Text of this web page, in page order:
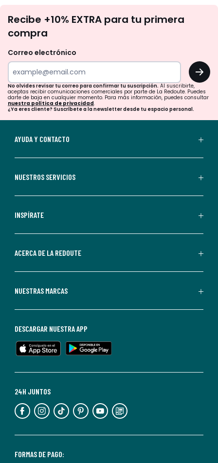
te
tu
para
confirmar
tu
suscripción.
aceptas
comerciales
personalizadas
parte
Redoute.
de
en
cualquier
Para
información,
puedes
nuestra
Recibe +10% EXTRA para tu primera
compra
Correo electrónico
OK
No olvides revisar tu correo para confirmar tu suscripción. Al suscribirte,
aceptas recibir comunicaciones comerciales por parte de La Redoute. Puedes
darte de baja en cualquier momento. Para más información, puedes consultar
nuestra política de privacidad.
¿Ya eres cliente? Suscríbete a la newsletter desde tu espacio personal.
AYUDA Y CONTACTO
NUESTROS SERVICIOS
INSPÍRATE
ACERCA DE LA REDOUTE
NUESTRAS MARCAS
FORMAS DE PAGO:
24H JUNTOS
DESCARGAR NUESTRA APP